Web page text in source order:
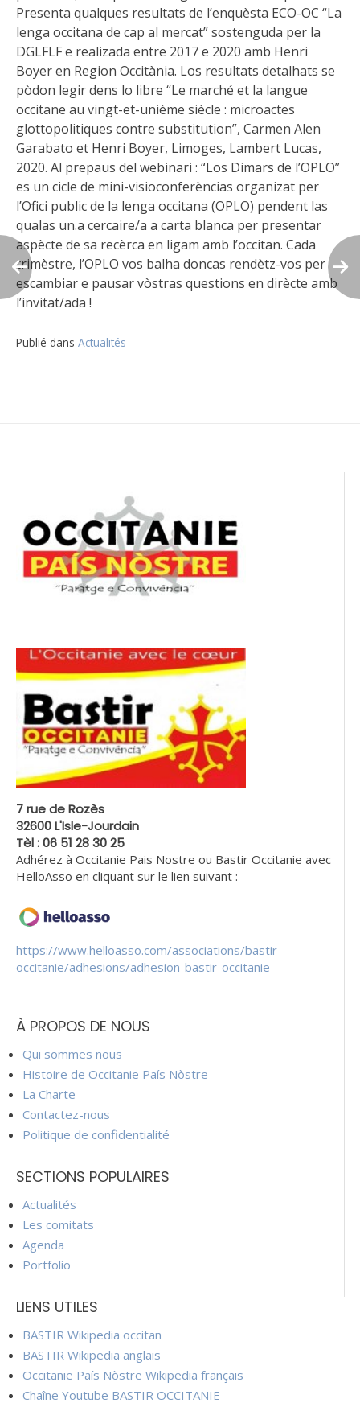
Presenta qualques resultats de l’enquèsta ECO-OC “La
lenga occitana de cap al mercat” sostenguda per la
DGLFLF e realizada entre 2017 e 2020 amb Henri
Boyer en Region Occitània. Los resultats detalhats se
pòdon legir dens lo libre “Le marché et la langue
occitane au vingt-et-unième siècle : microactes
glottopolitiques contre substitution”, Carmen Alen
Garabato et Henri Boyer, Limoges, Lambert Lucas,
2020. Al prepaus del webinari : “Los Dimars de l’OPLO”
es un cicle de mini-visioconferèncias organizat per
l’Ofici public de la lenga occitana (OPLO) pendent las
qualas un.a cercaire/a a carta blanca per presentar
aspècte de sa recèrca en ligam amb l’occitan. Cada
trimèstre, l’OPLO vos balha doncas rendètz-vos per
escambiar e pausar vòstras questions en dirècte amb
l’invitat/ada !
Publié dans Actualités
7 rue de Rozès
32600 L'Isle-Jourdain
Tèl : 06 51 28 30 25
Adhérez à Occitanie Pais Nostre ou Bastir Occitanie avec
HelloAsso en cliquant sur le lien suivant :
https://www.helloasso.com/associations/bastir-
occitanie/adhesions/adhesion-bastir-occitanie
À PROPOS DE NOUS
Qui sommes nous
Histoire de Occitanie País Nòstre
La Charte
Contactez-nous
Politique de confidentialité
SECTIONS POPULAIRES
Actualités
Les comitats
Agenda
Portfolio
LIENS UTILES
BASTIR Wikipedia occitan
BASTIR Wikipedia anglais
Occitanie País Nòstre Wikipedia français
Chaîne Youtube BASTIR OCCITANIE